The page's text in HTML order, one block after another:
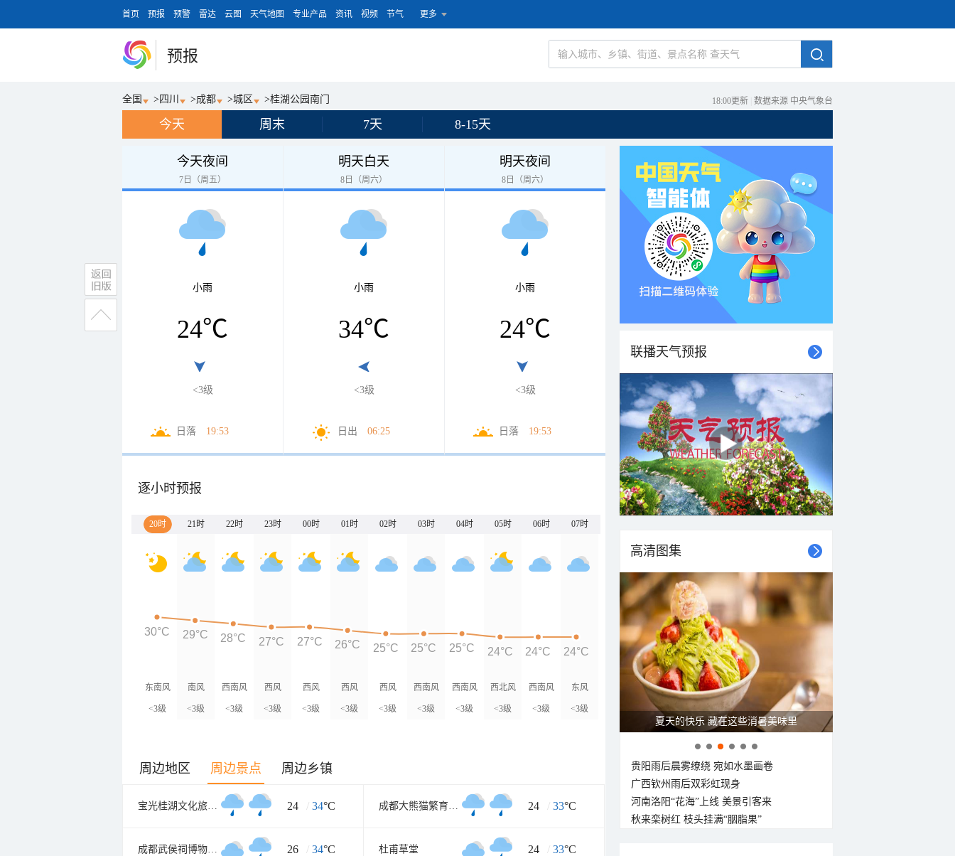
首页 预报 预警 雷达 云图 天气地图 专业产品 资讯 视频 节气 更多
预报
全国 > 四川 >成都 >城区 >桂湖公园南门 18:00更新 数据来源 中央气象台
今天 周末 7天 8-15天
今天夜间
7日（周五）
小雨
24℃
<3级
日落 19:53
明天白天
8日（周六）
小雨
34℃
<3级
日出 06:25
明天夜间
8日（周六）
小雨
24℃
<3级
日落 19:53
逐小时预报
20时 21时 22时 23时 00时 01时 02时 03时 04时 05时 06时 07时
东南风
<3级
南风
<3级
西南风
<3级
西风
<3级
西风
<3级
西风
<3级
西风
<3级
西南风
<3级
西南风
<3级
西北风
<3级
西南风
<3级
东风
<3级
30°C 29°C 28°C 27°C 27°C 26°C 25°C 25°C 25°C 24°C 24°C 24°C
周边地区 周边景点 周边乡镇
宝光桂湖文化旅游区 24 / 34°C 成都大熊猫繁育研究基地 24 / 33°C
成都武侯祠博物馆南门 26 / 34°C 杜甫草堂 24 / 33°C
联播天气预报
高清图集
夏天的快乐 藏在这些消暑美味里
贵阳雨后晨雾缭绕 宛如水墨画卷
广西钦州雨后双彩虹现身
河南洛阳“花海”上线 美景引客来
秋来栾树红 枝头挂满“胭脂果”